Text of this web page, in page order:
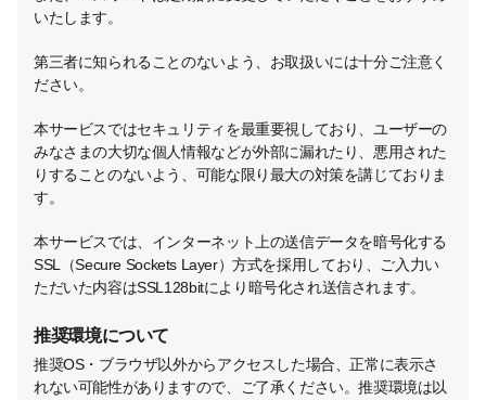
いたします。
第三者に知られることのないよう、お取扱いには十分ご注意く
ださい。
本サービスではセキュリティを最重要視しており、ユーザーの
みなさまの大切な個人情報などが外部に漏れたり、悪用された
りすることのないよう、可能な限り最大の対策を講じておりま
す。
本サービスでは、インターネット上の送信データを暗号化する
SSL（Secure Sockets Layer）方式を採用しており、ご入力い
ただいた内容はSSL128bitにより暗号化され送信されます。
推奨環境について
推奨OS・ブラウザ以外からアクセスした場合、正常に表示さ
れない可能性がありますので、ご了承ください。推奨環境は以